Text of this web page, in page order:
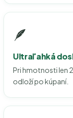
🪶
Ultraľahká
Pri hmotnosti len
odloží po kúpaní.